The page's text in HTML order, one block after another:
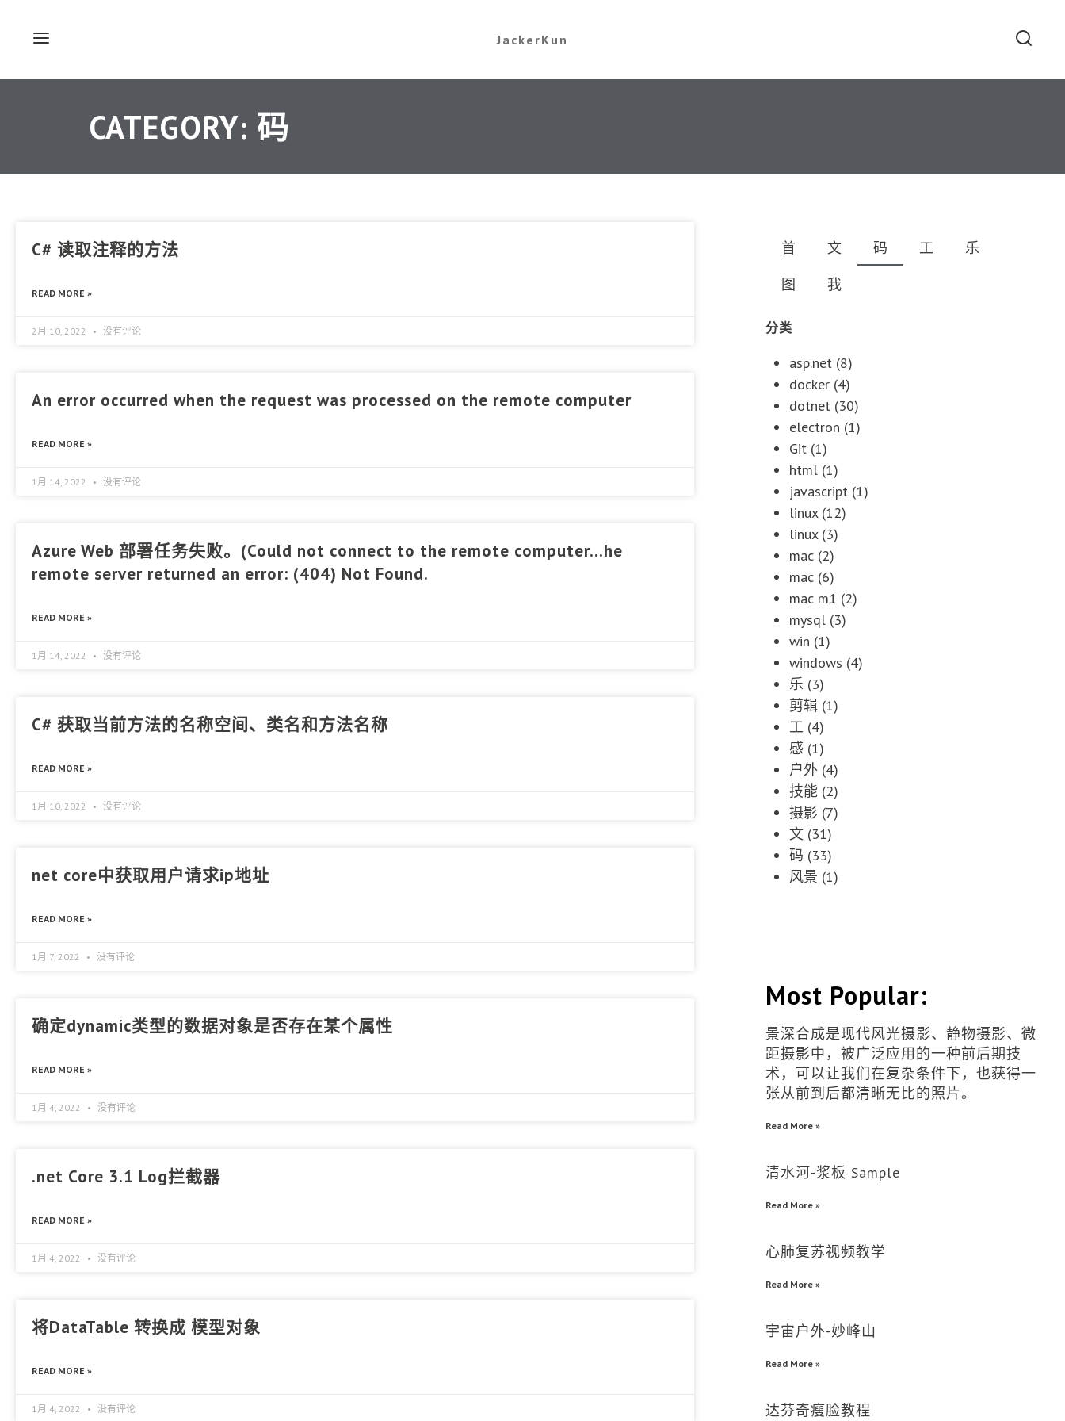
JackerKun
CATEGORY: 码
C# 读取注释的方法
READ MORE »
2月 10, 2022 没有评论
An error occurred when the request was processed on the remote computer
READ MORE »
1月 14, 2022 没有评论
Azure Web 部署任务失败。(Could not connect to the remote computer…he
remote server returned an error: (404) Not Found.
READ MORE »
1月 14, 2022 没有评论
C# 获取当前方法的名称空间、类名和方法名称
READ MORE »
1月 10, 2022 没有评论
net core中获取用户请求ip地址
READ MORE »
1月 7, 2022 没有评论
确定dynamic类型的数据对象是否存在某个属性
READ MORE »
1月 4, 2022 没有评论
.net Core 3.1 Log拦截器
READ MORE »
1月 4, 2022 没有评论
将DataTable 转换成 模型对象
READ MORE »
1月 4, 2022 没有评论
首 文 码 工
乐
图
我
分类
asp.net(8)
docker(4)
dotnet(30)
electron (1)
Git(1)
html(1)
javascript(1)
linux(12)
linux(3)
mac(2)
mac(6)
mac m1 (2)
mysql(3)
win (1)
windows (4)
乐 (3)
剪辑(1)
工 (4)
感(1)
户外(4)
技能(2)
摄影 (7)
文(31)
码 (33)
风景 (1)
Most Popular:
景深合成是现代风光摄影、静物摄影、微
距摄影中，被广泛应用的一种前后期技
术，可以让我们在复杂条件下，也获得一
张从前到后都清晰无比的照片。
Read More »
清水河-浆板 Sample
Read More »
心肺复苏视频教学
Read More »
宇宙户外-妙峰山
Read More »
达芬奇瘦脸教程